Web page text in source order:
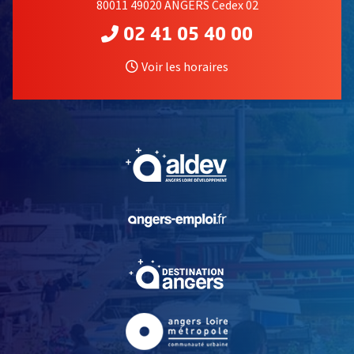
80011 49020 ANGERS Cedex 02
02 41 05 40 00
Voir les horaires
, Ouvre une nouvelle
, Ouvre une nouvelle